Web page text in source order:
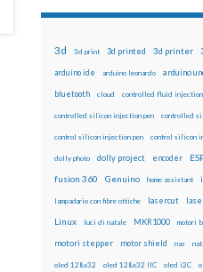
3d 3d print 3d printed 3d printer
arduino ide arduino leonardo arduino
bluetooth cloud controlled fluid injection
controlled silicon injection pen controlled
control silicon injection pen control silicon
dolly photo dolly project encoder
fusion 360 Genuino home assistant
lampadario con fibre ottiche lasercut
Linux luci di natale MKR1000 motori
motori stepper motor shield nas
oled 128x32 oled 128x32 IIC oled i2C